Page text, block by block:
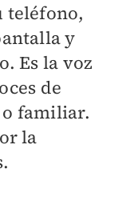
teléfono,
y
Es la voz
de
familiar.
la